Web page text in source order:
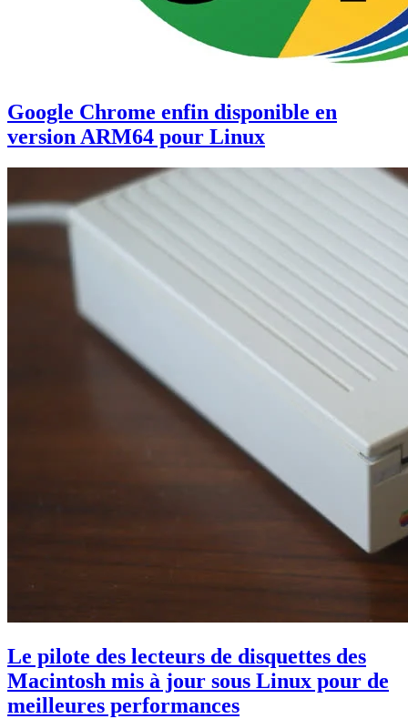
Google Chrome enfin disponible en
version ARM64 pour Linux
Le pilote des lecteurs de disquettes des
Macintosh mis à jour sous Linux pour de
meilleures performances